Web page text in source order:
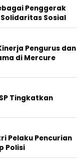
Penggerak
Sosial
Pengurus dan
di Mercure
Tingkatkan
Pelaku Pencurian
Polisi